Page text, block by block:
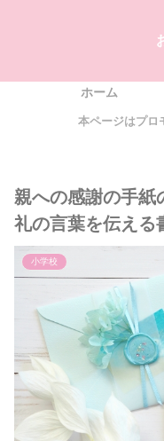
ホーム
本ページはプロ
親への感謝の手紙
礼の言葉を伝える
小学校